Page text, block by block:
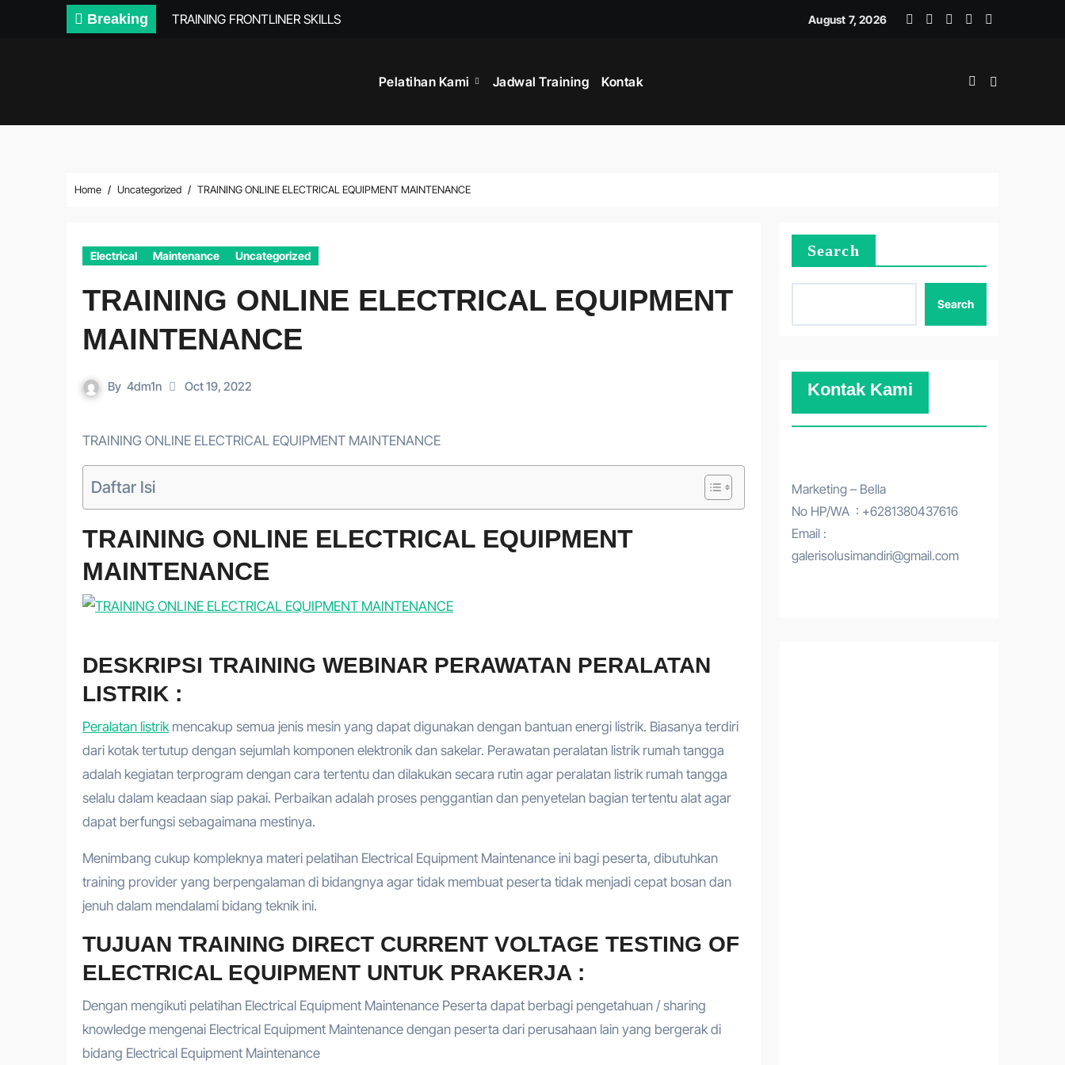
Breaking TRAINING FRONTLINER SKILLS TRAINING SERVICE RECOVERY STRATEGY
August 7, 2026
Pelatihan Kami Jadwal Training Kontak
Home Uncategorized TRAINING ONLINE ELECTRICAL EQUIPMENT MAINTENANCE
Electrical Maintenance Uncategorized
TRAINING ONLINE ELECTRICAL EQUIPMENT
MAINTENANCE
By 4dm1n Oct 19, 2022
TRAINING ONLINE ELECTRICAL EQUIPMENT MAINTENANCE
Daftar Isi
TRAINING ONLINE ELECTRICAL EQUIPMENT
MAINTENANCE
DESKRIPSI TRAINING WEBINAR PERAWATAN PERALATAN
LISTRIK :
Peralatan listrik mencakup semua jenis mesin yang dapat digunakan dengan bantuan energi listrik. Biasanya terdiri
dari kotak tertutup dengan sejumlah komponen elektronik dan sakelar. Perawatan peralatan listrik rumah tangga
adalah kegiatan terprogram dengan cara tertentu dan dilakukan secara rutin agar peralatan listrik rumah tangga
selalu dalam keadaan siap pakai. Perbaikan adalah proses penggantian dan penyetelan bagian tertentu alat agar
dapat berfungsi sebagaimana mestinya.
Menimbang cukup kompleknya materi pelatihan Electrical Equipment Maintenance ini bagi peserta, dibutuhkan
training provider yang berpengalaman di bidangnya agar tidak membuat peserta tidak menjadi cepat bosan dan
jenuh dalam mendalami bidang teknik ini.
TUJUAN TRAINING DIRECT CURRENT VOLTAGE TESTING OF
ELECTRICAL EQUIPMENT UNTUK PRAKERJA :
Dengan mengikuti pelatihan Electrical Equipment Maintenance Peserta dapat berbagi pengetahuan / sharing
knowledge mengenai Electrical Equipment Maintenance dengan peserta dari perusahaan lain yang bergerak di
bidang Electrical Equipment Maintenance
Search
Search
Kontak Kami
Marketing – Bella
No HP/WA : +6281380437616
Email :
galerisolusimandiri@gmail.com